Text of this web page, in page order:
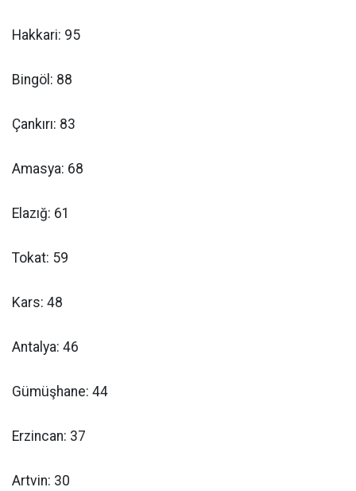
Hakkari: 95
Bingöl: 88
Çankırı: 83
Amasya: 68
Elazığ: 61
Tokat: 59
Kars: 48
Antalya: 46
Gümüşhane: 44
Erzincan: 37
Artvin: 30